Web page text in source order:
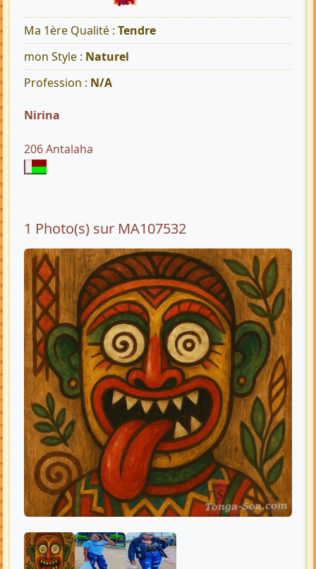
Ma 1ère Qualité : Tendre
mon Style : Naturel
Profession : N/A
Nirina
206 Antalaha
1 Photo(s) sur MA107532